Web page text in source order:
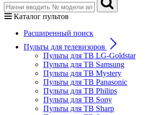
Каталог пультов
Расширенный поиск
Пульты для телевизоров
Пульты для ТВ LG-Goldstar
Пульты для ТВ Samsung
Пульты для ТВ Mystery
Пульты для ТВ Panasonic
Пульты для ТВ Philips
Пульты для ТВ Sony
Пульты для ТВ Sharp